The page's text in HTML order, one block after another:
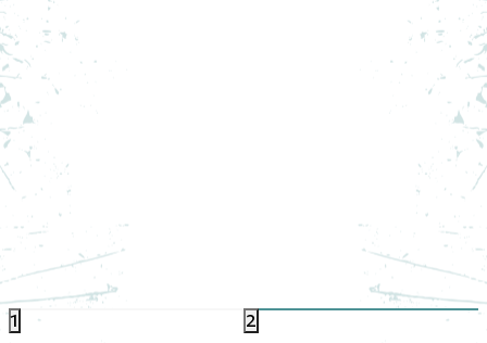
LS
PRET SPECIAL
RON
1 2